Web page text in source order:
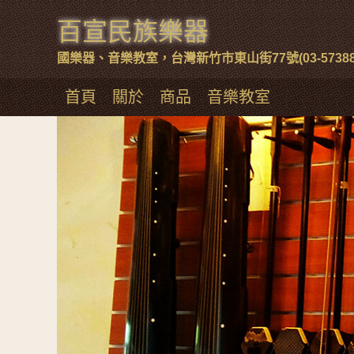
百宣民族樂器
國樂器、音樂教室，台灣新竹市東山街77號(03-
首頁 關於 商品 音樂教室